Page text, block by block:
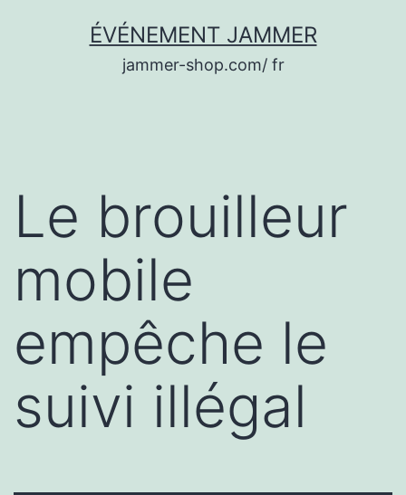
ÉVÉNEMENT JAMMER
jammer-shop.com/ fr
Le brouilleur
mobile
empêche le
suivi illégal